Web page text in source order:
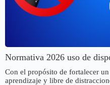
Normativa 2026 uso de
Con el propósito de fortalecer
aprendizaje y libre de